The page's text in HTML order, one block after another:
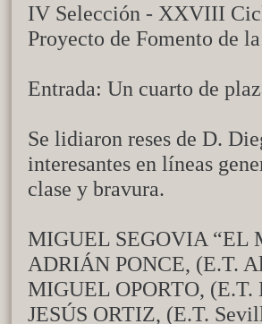
IV Selección - XXVIII
Proyecto de Fomento de
Entrada: Un cuarto de
Se lidiaron reses de D.
interesantes en líneas
clase y bravura.
MIGUEL SEGOVIA “EL
ADRIÁN PONCE, (E.T.
MIGUEL OPORTO, (E.T.
JESÚS ORTIZ, (E.T.